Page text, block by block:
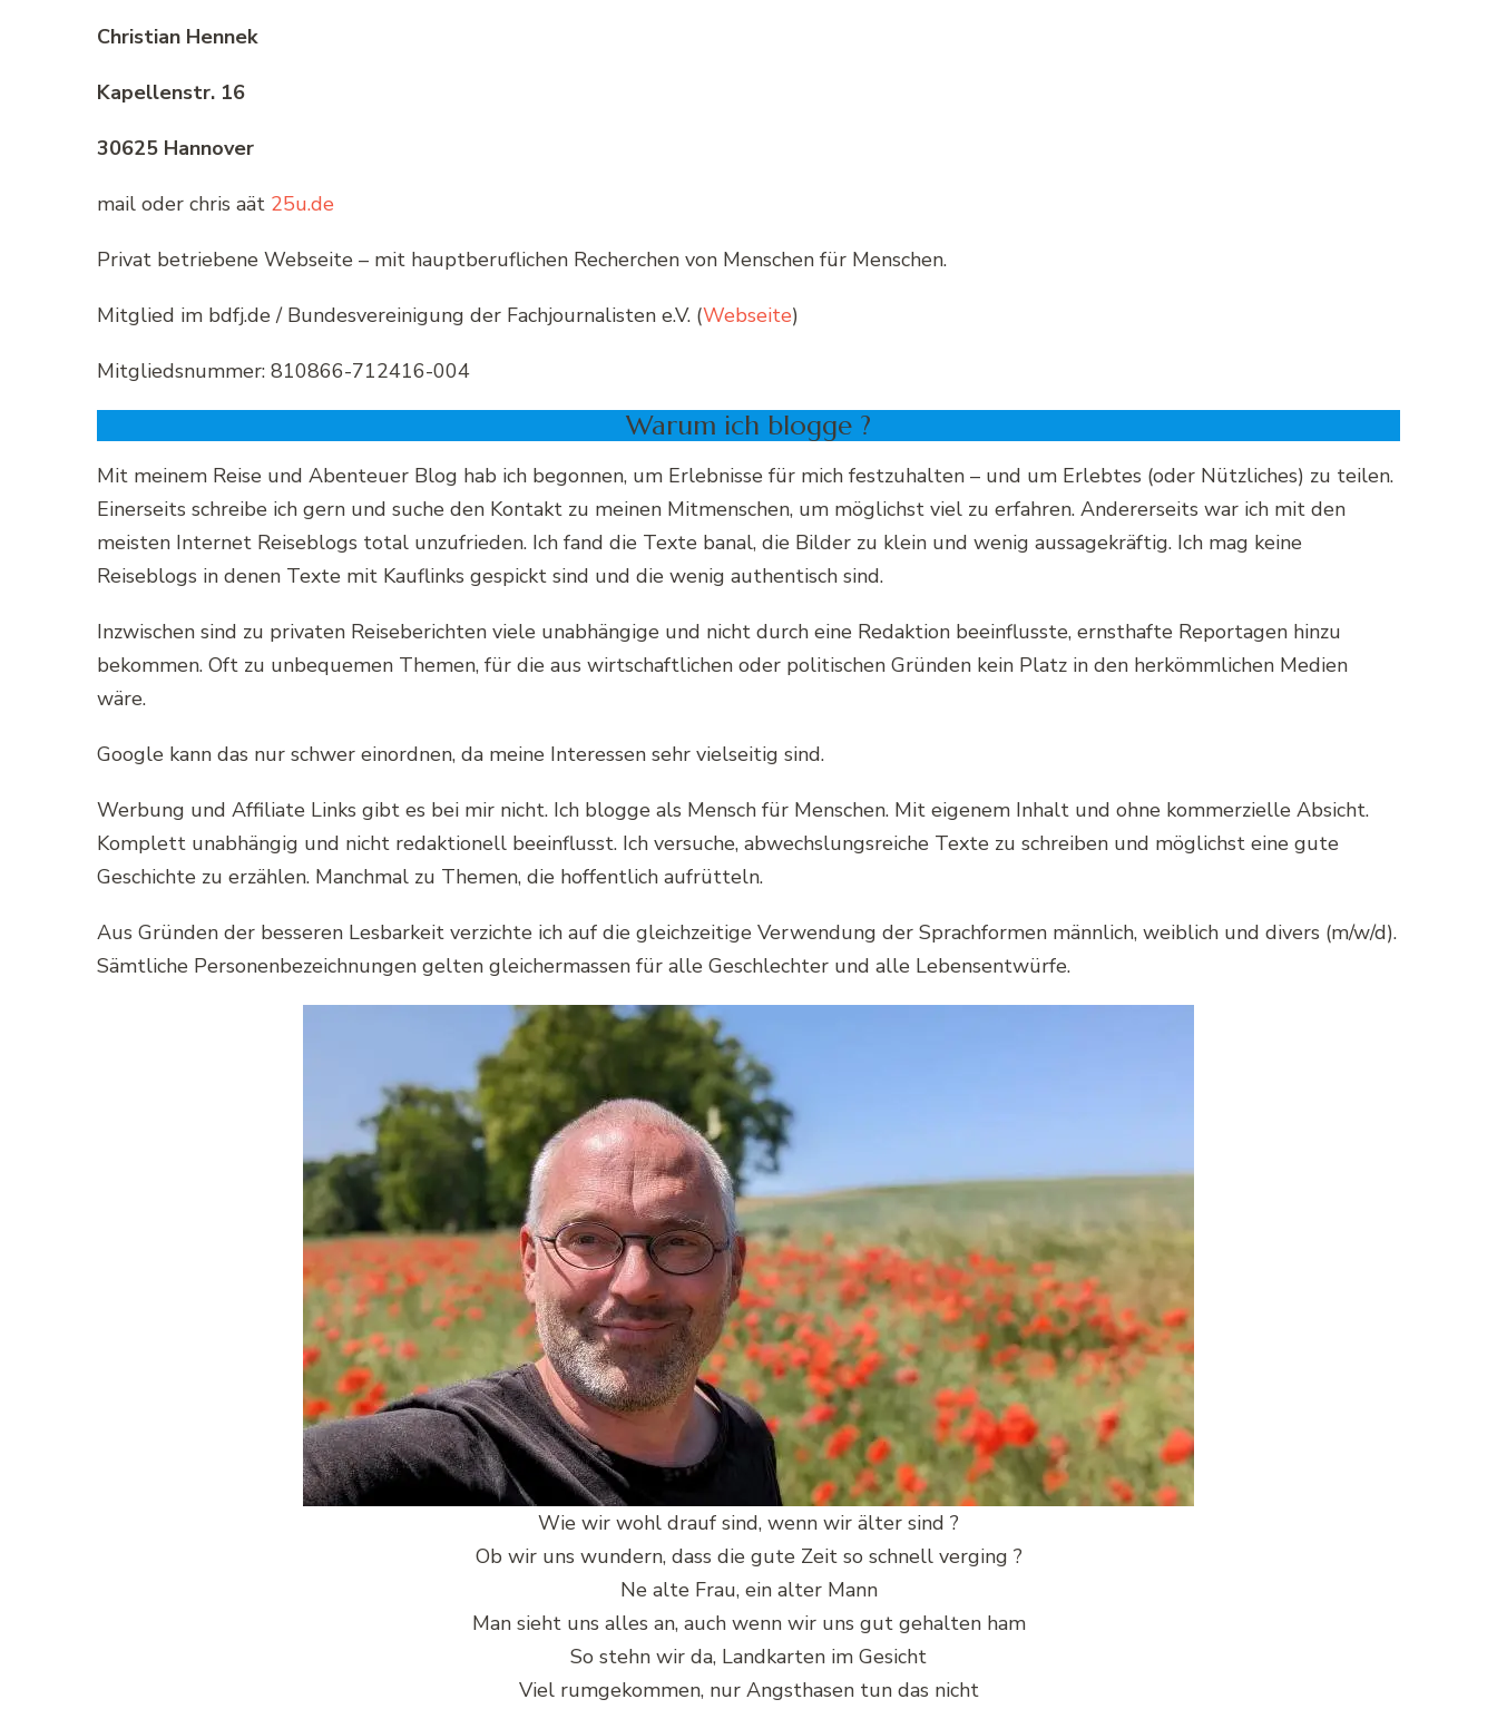
Christian Hennek
Kapellenstr. 16
30625 Hannover
mail oder chris aät 25u.de
Privat betriebene Webseite – mit hauptberuflichen Recherchen von Menschen für Menschen.
Mitglied im bdfj.de / Bundesvereinigung der Fachjournalisten e.V. (Webseite)
Mitgliedsnummer: 810866-712416-004
Warum ich blogge ?
Mit meinem Reise und Abenteuer Blog hab ich begonnen, um Erlebnisse für mich festzuhalten – und um Erlebtes (oder Nützliches) zu teilen.
Einerseits schreibe ich gern und suche den Kontakt zu meinen Mitmenschen, um möglichst viel zu erfahren. Andererseits war ich mit den
meisten Internet Reiseblogs total unzufrieden. Ich fand die Texte banal, die Bilder zu klein und wenig aussagekräftig. Ich mag keine
Reiseblogs in denen Texte mit Kauflinks gespickt sind und die wenig authentisch sind.
Inzwischen sind zu privaten Reiseberichten viele unabhängige und nicht durch eine Redaktion beeinflusste, ernsthafte Reportagen hinzu
bekommen. Oft zu unbequemen Themen, für die aus wirtschaftlichen oder politischen Gründen kein Platz in den herkömmlichen Medien
wäre.
Google kann das nur schwer einordnen, da meine Interessen sehr vielseitig sind.
Werbung und Affiliate Links gibt es bei mir nicht. Ich blogge als Mensch für Menschen. Mit eigenem Inhalt und ohne kommerzielle Absicht.
Komplett unabhängig und nicht redaktionell beeinflusst. Ich versuche, abwechslungsreiche Texte zu schreiben und möglichst eine gute
Geschichte zu erzählen. Manchmal zu Themen, die hoffentlich aufrütteln.
Aus Gründen der besseren Lesbarkeit verzichte ich auf die gleichzeitige Verwendung der Sprachformen männlich, weiblich und divers (m/w/d).
Sämtliche Personenbezeichnungen gelten gleichermassen für alle Geschlechter und alle Lebensentwürfe.
Wie wir wohl drauf sind, wenn wir älter sind ?
Ob wir uns wundern, dass die gute Zeit so schnell verging ?
Ne alte Frau, ein alter Mann
Man sieht uns alles an, auch wenn wir uns gut gehalten ham
So stehn wir da, Landkarten im Gesicht
Viel rumgekommen, nur Angsthasen tun das nicht